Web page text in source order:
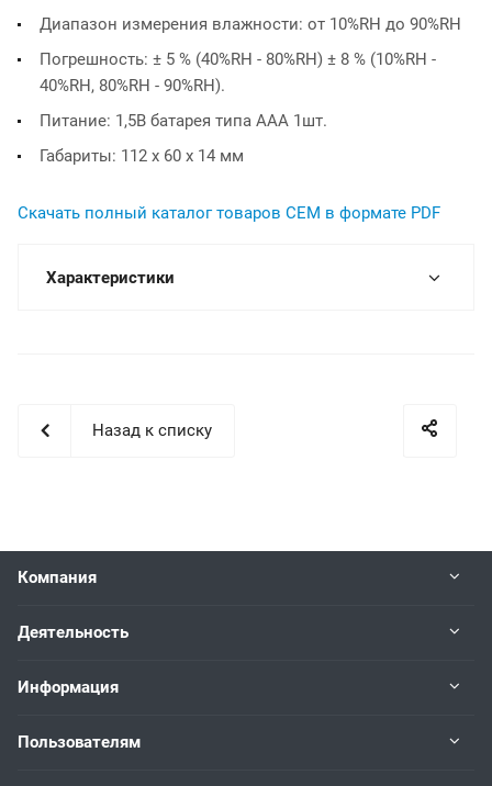
Диапазон измерения влажности: от 10%RH до 90%RH
Погрешность: ± 5 % (40%RH - 80%RH) ± 8 % (10%RH -
40%RH, 80%RH - 90%RH).
Питание: 1,5В батарея типа ААА 1шт.
Габариты: 112 х 60 х 14 мм
Скачать полный каталог товаров СЕМ в формате PDF
Характеристики
Назад к списку
Компания
Деятельность
Информация
Пользователям